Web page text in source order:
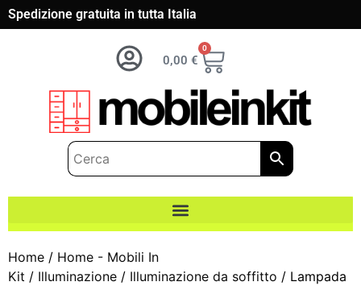
Spedizione gratuita in tutta Italia
0,00 €
0
Home / Home - Mobili In
Kit / Illuminazione / Illuminazione da soffitto / Lampada